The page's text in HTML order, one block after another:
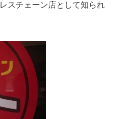
スチェーン店として知られ